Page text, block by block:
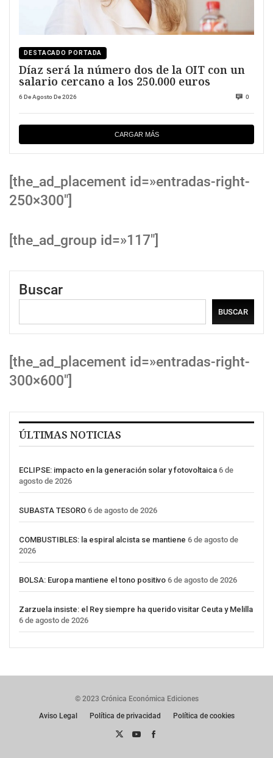
DESTACADO PORTADA
Díaz será la número dos de la OIT con un
salario cercano a los 250.000 euros
6 De Agosto De 2026 0
CARGAR MÁS
[the_ad_placement id=»entradas-right-
250×300″]
[the_ad_group id=»117″]
Buscar
BUSCAR
[the_ad_placement id=»entradas-right-
300×600″]
ÚLTIMAS NOTICIAS
ECLIPSE: impacto en la generación solar y fotovoltaica 6 de
agosto de 2026
SUBASTA TESORO 6 de agosto de 2026
COMBUSTIBLES: la espiral alcista se mantiene 6 de agosto de
2026
BOLSA: Europa mantiene el tono positivo 6 de agosto de 2026
Zarzuela insiste: el Rey siempre ha querido visitar Ceuta y Melilla
6 de agosto de 2026
© 2023 Crónica Económica Ediciones
Aviso Legal
Política de privacidad Política de cookies